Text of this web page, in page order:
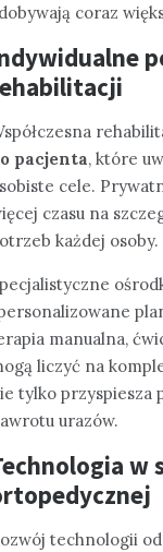
coraz
pacjenta, które
cele.
czasu na
każdej osoby.
manualna,
liczyć na
tylko przyspiesza
urazów.
w
technologii